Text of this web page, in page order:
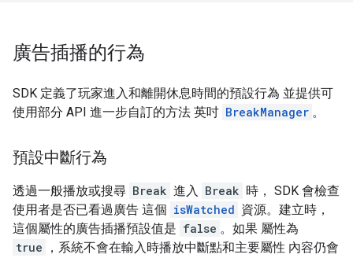
廣告插播的行為
SDK 定義了玩家進入和離開休息時間的預設行為 並提供可
使用部分 API 進一步自訂的方法 英吋 BreakManager 。
預設中斷行為
透過一般播放或搜尋 Break 進入 Break 時， SDK 會檢查
使用者是否已看過廣告 這個 isWatched 資源。建立時，
這個屬性的廣告插播預設值是 false 。如果 屬性為
true
，系統不會在輸入時播放中斷點和主要屬性 內容仍會